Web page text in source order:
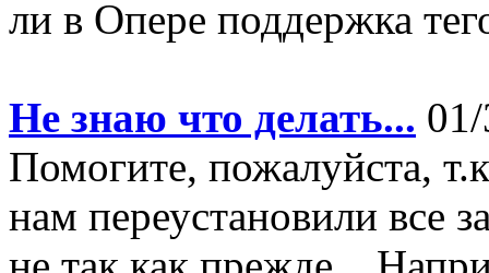
ли в Опере поддержка
Не знаю что делать...
Помогите, пожалуйста,
нам переустановили все